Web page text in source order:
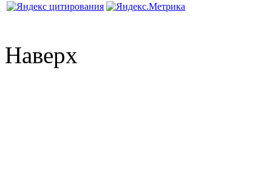
Наверх